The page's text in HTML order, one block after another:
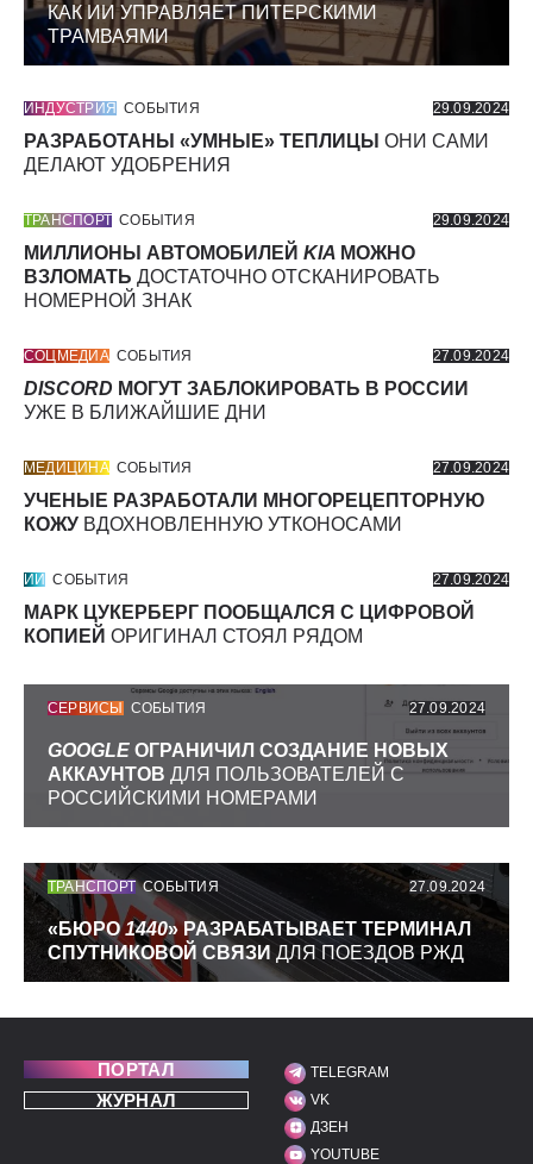
КАК ИИ УПРАВЛЯЕТ ПИТЕРСКИМИ
ТРАМВАЯМИ
ИНДУСТРИЯ СОБЫТИЯ 29.09.2024
РАЗРАБОТАНЫ «УМНЫЕ» ТЕПЛИЦЫ ОНИ САМИ
ДЕЛАЮТ УДОБРЕНИЯ
ТРАНСПОРТ СОБЫТИЯ 29.09.2024
МИЛЛИОНЫ АВТОМОБИЛЕЙ KIA МОЖНО
ВЗЛОМАТЬ ДОСТАТОЧНО ОТСКАНИРОВАТЬ
НОМЕРНОЙ ЗНАК
СОЦМЕДИА СОБЫТИЯ 27.09.2024
DISCORD МОГУТ ЗАБЛОКИРОВАТЬ В РОССИИ
УЖЕ В БЛИЖАЙШИЕ ДНИ
МЕДИЦИНА СОБЫТИЯ 27.09.2024
УЧЕНЫЕ РАЗРАБОТАЛИ МНОГОРЕЦЕПТОРНУЮ
КОЖУ ВДОХНОВЛЕННУЮ УТКОНОСАМИ
ИИ СОБЫТИЯ 27.09.2024
МАРК ЦУКЕРБЕРГ ПООБЩАЛСЯ С ЦИФРОВОЙ
КОПИЕЙ ОРИГИНАЛ СТОЯЛ РЯДОМ
СЕРВИСЫ СОБЫТИЯ 27.09.2024
GOOGLE ОГРАНИЧИЛ СОЗДАНИЕ НОВЫХ
АККАУНТОВ ДЛЯ ПОЛЬЗОВАТЕЛЕЙ С
РОССИЙСКИМИ НОМЕРАМИ
ТРАНСПОРТ СОБЫТИЯ 27.09.2024
«БЮРО1440» РАЗРАБАТЫВАЕТ ТЕРМИНАЛ
СПУТНИКОВОЙ СВЯЗИ ДЛЯ ПОЕЗДОВ РЖД
ПОРТАЛ
ЖУРНАЛ
МЫ В СОЦИАЛЬНЫХ
TELEGRAM
VK
ДЗЕН
YOUTUBE